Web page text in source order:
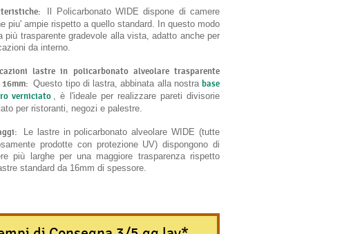
Il Policarbonato WIDE dispone di camere
piu' ampie rispetto a quello standard. In questo modo
più trasparente gradevole alla vista, adatto anche per
da interno.
lastre in policarbonato alveolare trasparente
16mm: Questo tipo di lastra, abbinata alla nostra base
verniciato , è l'ideale per realizzare pareti divisorie
per ristoranti, negozi e palestre.
Le lastre in policarbonato alveolare WIDE (tutte
prodotte con protezione UV) dispongono di
più larghe per una maggiore trasparenza rispetto
standard da 16mm di spessore.